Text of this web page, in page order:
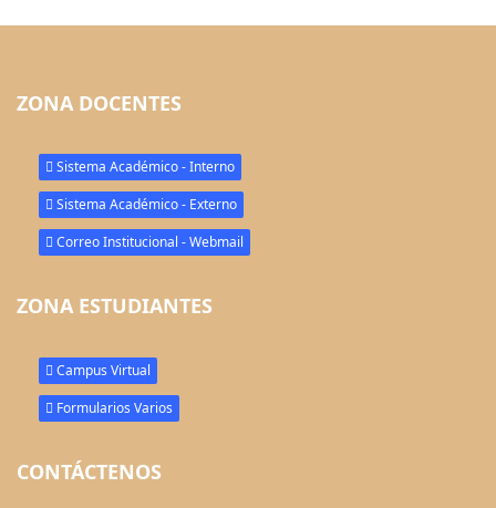
ZONA DOCENTES
Sistema Académico - Interno
Sistema Académico - Externo
Correo Institucional - Webmail
ZONA ESTUDIANTES
Campus Virtual
Formularios Varios
CONTÁCTENOS